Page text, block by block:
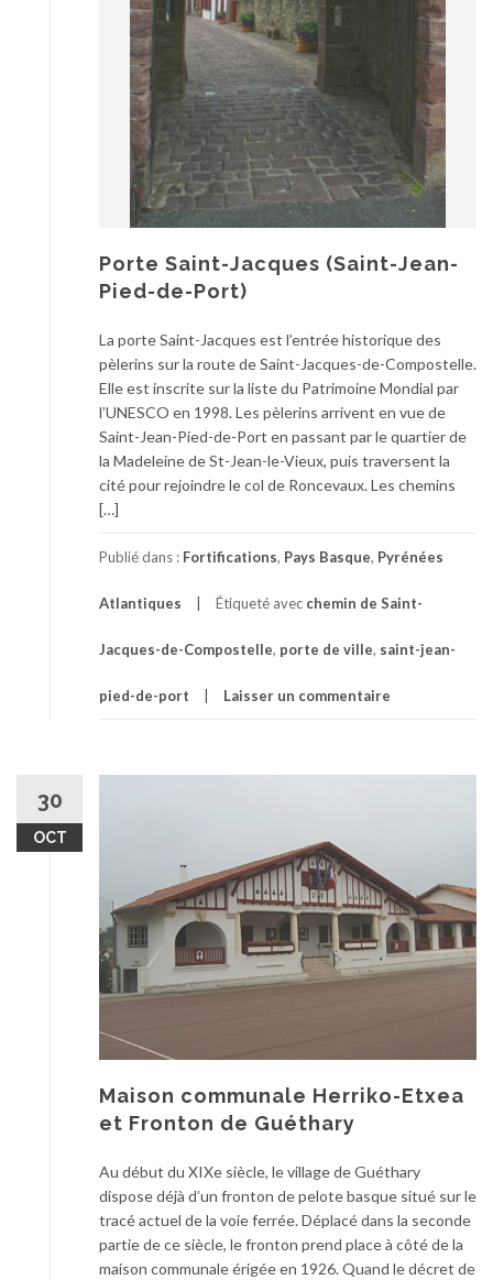
Porte Saint-Jacques (Saint-Jean-
Pied-de-Port)
La porte Saint-Jacques est l’entrée historique des
pèlerins sur la route de Saint-Jacques-de-Compostelle.
Elle est inscrite sur la liste du Patrimoine Mondial par
l’UNESCO en 1998. Les pèlerins arrivent en vue de
Saint-Jean-Pied-de-Port en passant par le quartier de
la Madeleine de St-Jean-le-Vieux, puis traversent la
cité pour rejoindre le col de Roncevaux. Les chemins
[…]
Publié dans : Fortifications, Pays Basque, Pyrénées
Atlantiques Étiqueté avec chemin de Saint-
Jacques-de-Compostelle, porte de ville, saint-jean-
pied-de-port Laisser un commentaire
30
OCT
Maison communale Herriko-Etxea
et Fronton de Guéthary
Au début du XIXe siècle, le village de Guéthary
dispose déjà d’un fronton de pelote basque situé sur le
tracé actuel de la voie ferrée. Déplacé dans la seconde
partie de ce siècle, le fronton prend place à côté de la
maison communale érigée en 1926. Quand le décret de